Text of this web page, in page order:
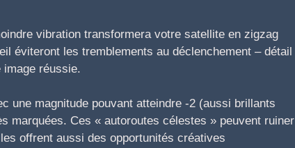
vibration transformera votre satellite en zigzag
éviteront les tremblements au déclenchement – détail
réussie.
une magnitude pouvant atteindre -2 (aussi brillants
marquées. Ces « autoroutes célestes » peuvent ruiner
offrent aussi des opportunités créatives